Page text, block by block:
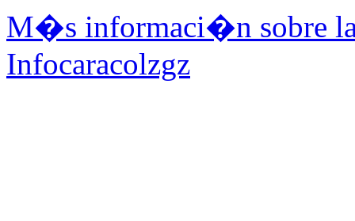
M�s informaci�n sobre
Infocaracolzgz